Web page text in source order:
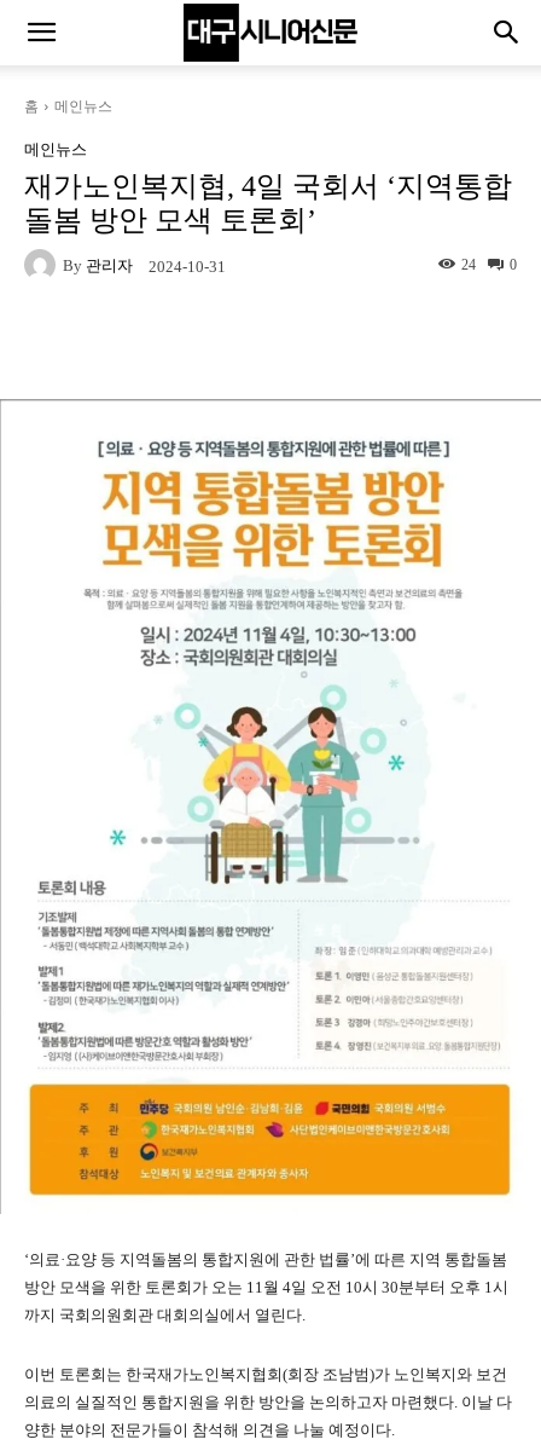
홈 메인뉴스
메인뉴스
재가노인복지협, 4일 국회서 ‘지역통합
돌봄 방안 모색 토론회’
By 관리자 2024-10-31 0
24
‘의료·요양 등 지역돌봄의 통합지원에 관한 법률’에 따른 지역 통합돌봄
방안 모색을 위한 토론회가 오는 11월 4일 오전 10시 30분부터 오후 1시
까지 국회의원회관 대회의실에서 열린다.
이번 토론회는 한국재가노인복지협회(회장 조남범)가 노인복지와 보건
의료의 실질적인 통합지원을 위한 방안을 논의하고자 마련했다. 이날 다
양한 분야의 전문가들이 참석해 의견을 나눌 예정이다.